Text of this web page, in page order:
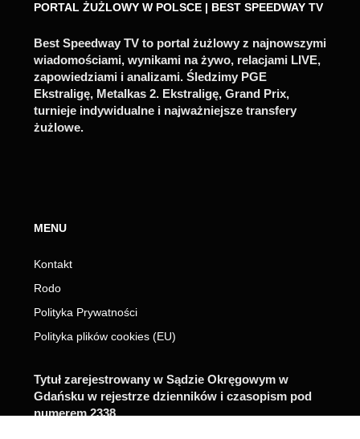
PORTAL ŻUŻLOWY W POLSCE | BEST SPEEDWAY TV
Best Speedway TV to portal żużlowy z najnowszymi
wiadomościami, wynikami na żywo, relacjami LIVE,
zapowiedziami i analizami. Śledzimy PGE
Ekstraligę, Metalkas 2. Ekstraligę, Grand Prix,
turnieje indywidualne i najważniejsze transfery
żużlowe.
MENU
Kontakt
Rodo
Polityka Prywatności
Polityka plików cookies (EU)
Tytuł zarejestrowany w Sądzie Okręgowym w
Gdańsku w rejestrze dzienników i czasopism pod
numerem 2338